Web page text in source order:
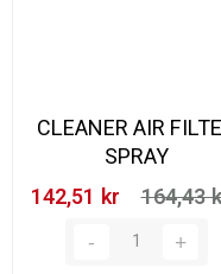
CLEANER AIR
SPRAY
142,51 kr‎
164,43